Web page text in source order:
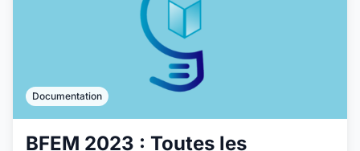
Documentation
BFEM 2023 : Toutes les